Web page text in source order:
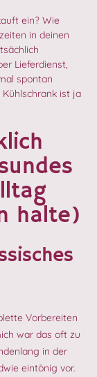
ein? Wie
in deinen
Lieferdienst,
spontan
ist ja
halte)
Vorbereiten
war das oft zu
in der
eintönig vor.